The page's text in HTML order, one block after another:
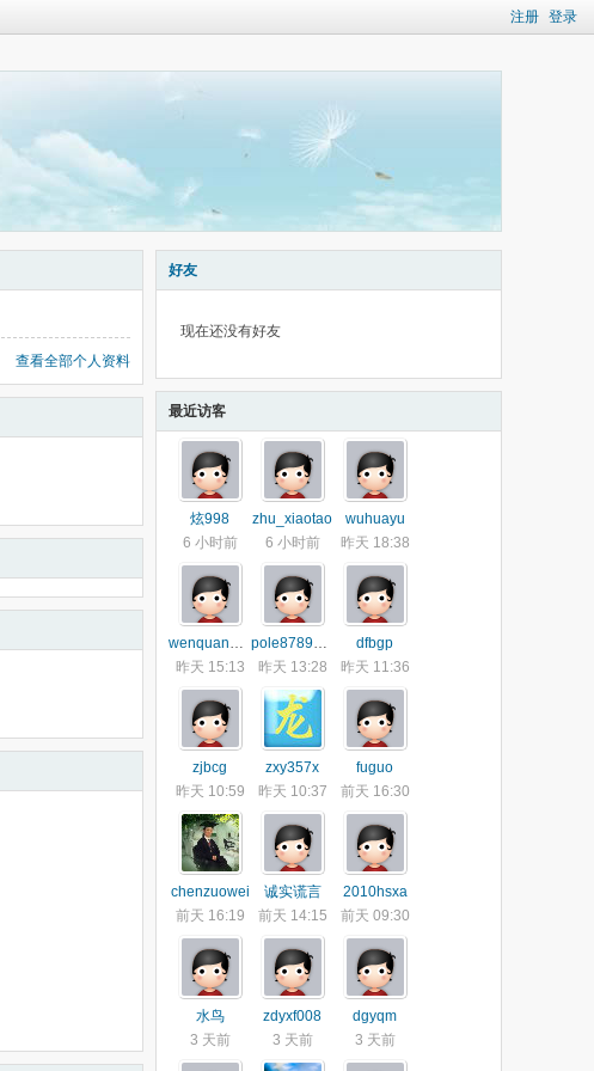
注册 登录
查看全部个人资料
好友
现在还没有好友
最近访客
炫998
6 小时前
zhu_xiaotao
6 小时前
wuhuayu
昨天 18:38
wenquan325
昨天 15:13
pole87898843
昨天 13:28
dfbgp
昨天 11:36
zjbcg
昨天 10:59
zxy357x
昨天 10:37
fuguo
前天 16:30
chenzuowei
前天 16:19
诚实谎言
前天 14:15
2010hsxa
前天 09:30
水鸟
3 天前
zdyxf008
3 天前
dgyqm
3 天前